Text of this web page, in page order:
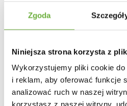
Zgoda
Niniejsza strona korzysta z
Wykorzystujemy pliki cookie
i reklam, aby oferować funkcje
analizować ruch w naszej
korzystasz z naszej witryny,